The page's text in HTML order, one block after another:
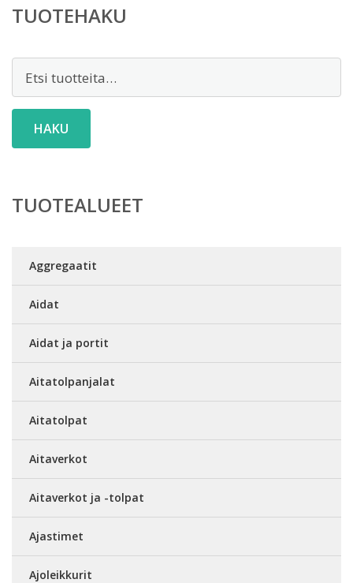
TUOTEHAKU
HAKU
TUOTEALUEET
Aggregaatit
Aidat
Aidat ja portit
Aitatolpanjalat
Aitatolpat
Aitaverkot
Aitaverkot ja -tolpat
Ajastimet
Ajoleikkurit